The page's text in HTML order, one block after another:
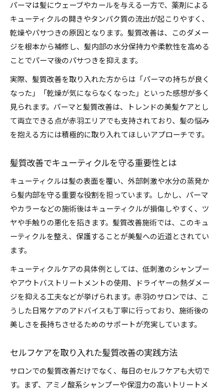
パーマは髪にウェーブやカールを与える一方で、薬剤による
キューティクルの開きやタンパク質の流出が起こりやすく、
乾燥やパサつきの原因となります。髪質改善は、このダメー
ジを根本から補修し、髪内部の水分保持力や柔軟性を高める
ことでパーマ後のパサつきを抑えます。
実際、髪質改善を取り入れた方からは「パーマの持ちが良く
なった」「乾燥が気にならなくなった」といった感想が多く
見られます。パーマと髪質改善は、トレンドの美髪ケアとし
て両立できる点が赤羽エリアでも支持されており、髪の悩み
を抱える方には積極的に取り入れてほしいアプローチです。
髪質改善でキューティクルを守る重要性とは
キューティクルは髪の表面を覆い、外部刺激や水分の蒸発か
ら髪内部を守る重要な役割を担っています。しかし、パーマ
やカラーなどの施術後はキューティクルが損傷しやすく、ツ
ヤや手触りの悪化を招きます。髪質改善施術では、このキュ
ーティクルを整え、保護することが美髪への近道とされてい
ます。
キューティクルケアの具体例としては、低刺激のシャンプー
やアウトバストリートメントの使用、ドライヤーの熱ダメー
ジを抑える工夫などが挙げられます。赤羽のサロンでは、こ
うした日常ケアのアドバイスも丁寧に行っており、施術後の
美しさを長持ちさせるためのサポートが充実しています。
セルフケアを取り入れた髪質改善の実践方法
サロンでの髪質改善だけでなく、毎日のセルフケアも大切で
す。まず、アミノ酸系シャンプーや保湿力の高いトリートメ